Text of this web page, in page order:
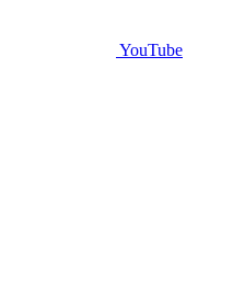
YouTube